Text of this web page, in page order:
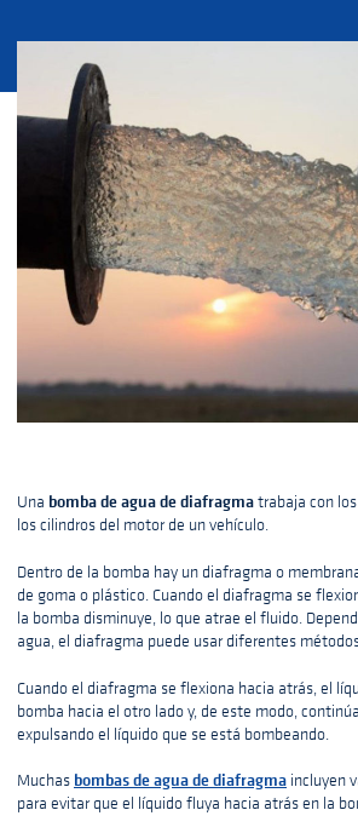
Una bomba de agua de diafragmatrabaja con
los cilindros del motor de un vehículo.
Dentro de la bomba hay un diafragma o
de goma o plástico. Cuando el diafragma se
la bomba disminuye, lo que atrae el fluido.
agua, el diafragma puede usar diferentes
Cuando el diafragma se flexiona hacia atrás, el
bomba hacia el otro lado y, de este modo,
expulsando el líquido que se está bombeando.
Muchas bombas de agua de diafragma incluyen
para evitar que el líquido fluya hacia atrás en la